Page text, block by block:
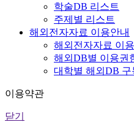
학술DB 리스트
주제별 리스트
해외전자자료 이용안내
해외전자자료 이
해외DB별 이용권
대학별 해외DB 구
이용약관
닫기